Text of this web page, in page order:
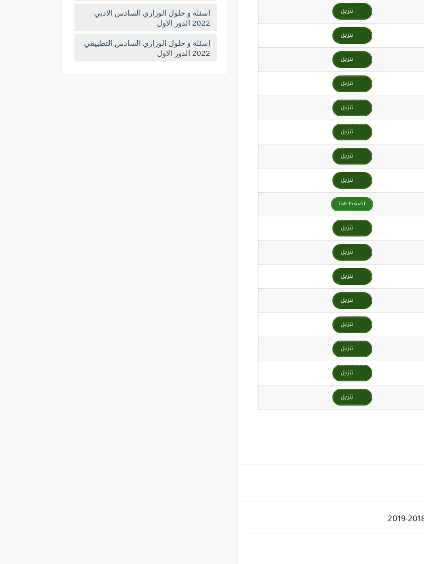
تنزيل
تنزيل
تنزيل
تنزيل
تنزيل
تنزيل
تنزيل
تنزيل
اضغط هنا
تنزيل
تنزيل
تنزيل
تنزيل
تنزيل
تنزيل
تنزيل
تنزيل
اسئلة و حلول الوزاري السادس الادبي
2022 الدور الاول
اسئلة و حلول الوزاري السادس التطبيقي
2022 الدور الاول